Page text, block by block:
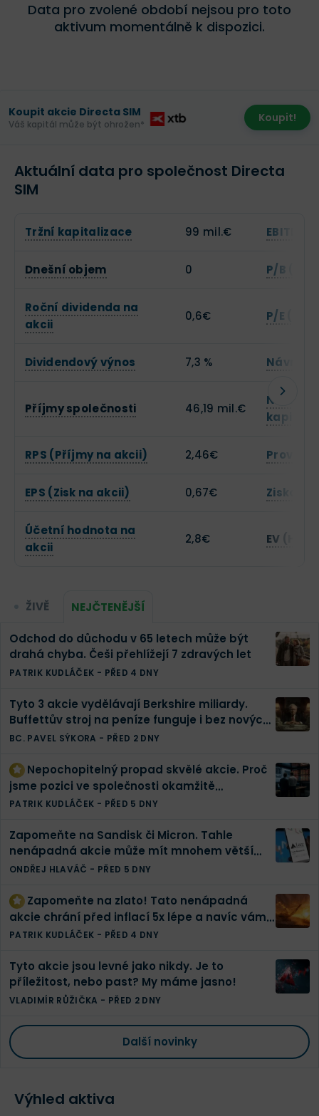
Koupit akcie Directa SIM
Váš kapitál může být ohrožen* Koupit!
Data pro zvolené období nejsou pro toto
aktivum momentálně k dispozici.
Aktuální data pro společnost Directa
SIM
Tržní kapitalizace 99 mil.€ EBITDA
Dnešní objem 0 P/B
Roční dividenda na
akcii
0,6€ P/E
Dividendový výnos 7,3 %
Příjmy společnosti 46,19 mil.€
kapitálu
RPS (Příjmy na akcii) 2,46€
EPS (Zisk na akcii) 0,67€ Zisková
Účetní hodnota na
akcii
2,8€ EV
ŽIVĚ NEJČTENĚJŠÍ
Odchod do důchodu v 65 letech může být
drahá chyba. Češi přehlížejí 7 zdravých let
PATRIK KUDLÁČEK - PŘED 4 DNY
Tyto 3 akcie vydělávají Berkshire miliardy.
Buffettův stroj na peníze funguje i bez nových
investic
BC. PAVEL SÝKORA - PŘED 2 DNY
Nepochopitelný propad skvělé akcie. Proč
jsme pozici ve společnosti okamžitě
zdvojnásobili | Finex akciové portfolio
PATRIK KUDLÁČEK - PŘED 5 DNY
Zapomeňte na Sandisk či Micron. Tahle
nenápadná akcie může mít mnohem větší
potenciál
ONDŘEJ HLAVÁČ - PŘED 5 DNY
Zapomeňte na zlato! Tato nenápadná
akcie chrání před inflací 5x lépe a navíc vám
vyplatí tučnou dividendu
PATRIK KUDLÁČEK - PŘED 4 DNY
Tyto akcie jsou levné jako nikdy. Je to
příležitost, nebo past? My máme jasno!
VLADIMÍR RŮŽIČKA - PŘED 2 DNY
Další novinky
Výhled aktiva